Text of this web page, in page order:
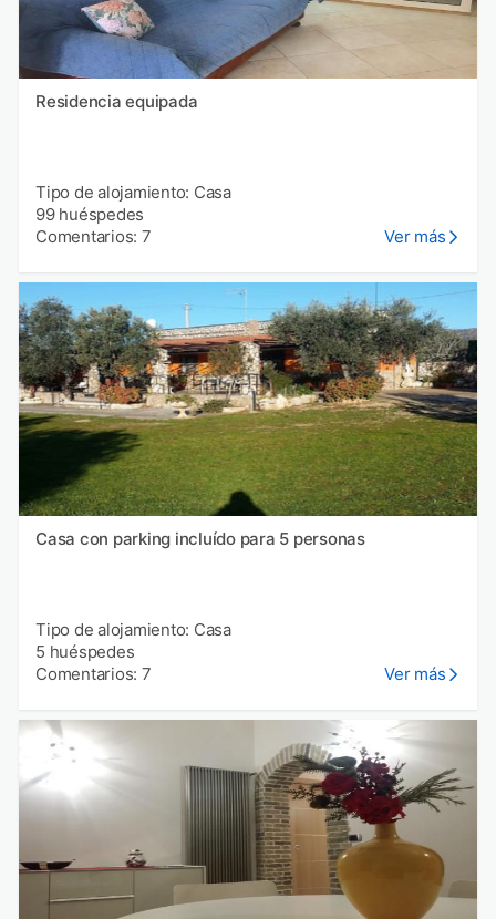
Residencia equipada
Tipo de alojamiento: Casa
99 huéspedes
Comentarios: 7
Ver más
Casa con parking incluído para 5 personas
Tipo de alojamiento: Casa
5 huéspedes
Comentarios: 7
Ver más